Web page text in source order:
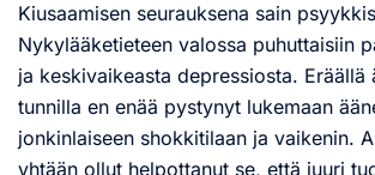
Kiusaamisen seurauksena sain
Nykylääketieteen valossa puhuttaisiin
ja keskivaikeasta depressiosta. Eräällä
tunnilla en enää pystynyt lukemaan
jonkinlaiseen shokkitilaan ja vaikenin.
yhtään ollut helpottanut se, että juuri